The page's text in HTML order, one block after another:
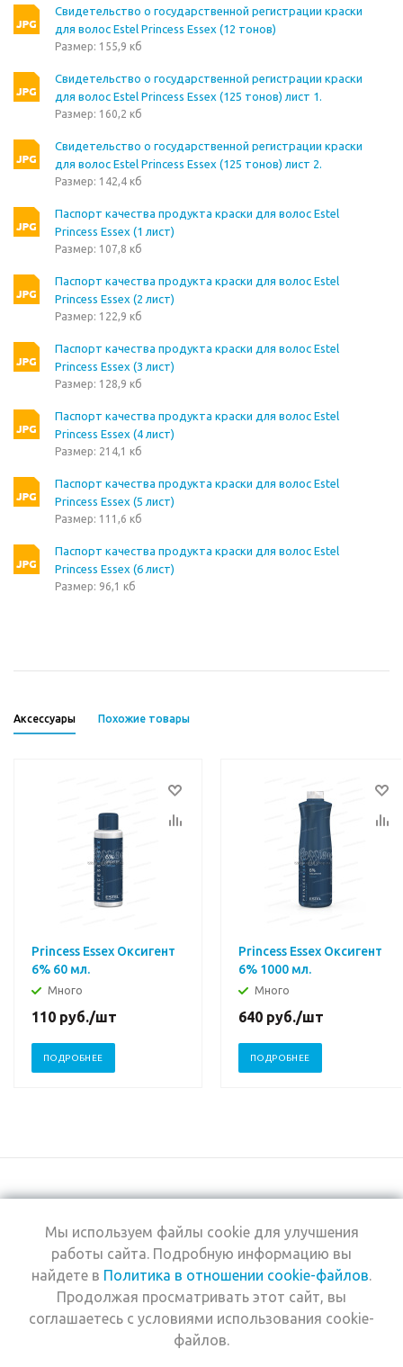
Свидетельство о государственной регистрации краски
для волос Estel Princess Essex (12 тонов)
Размер: 155,9 кб
Свидетельство о государственной регистрации краски
для волос Estel Princess Essex (125 тонов) лист 1.
Размер: 160,2 кб
Свидетельство о государственной регистрации краски
для волос Estel Princess Essex (125 тонов) лист 2.
Размер: 142,4 кб
Паспорт качества продукта краски для волос Estel
Princess Essex (1 лист)
Размер: 107,8 кб
Паспорт качества продукта краски для волос Estel
Princess Essex (2 лист)
Размер: 122,9 кб
Паспорт качества продукта краски для волос Estel
Princess Essex (3 лист)
Размер: 128,9 кб
Паспорт качества продукта краски для волос Estel
Princess Essex (4 лист)
Размер: 214,1 кб
Паспорт качества продукта краски для волос Estel
Princess Essex (5 лист)
Размер: 111,6 кб
Паспорт качества продукта краски для волос Estel
Princess Essex (6 лист)
Размер: 96,1 кб
Аксессуары Похожие товары
Princess Essex Оксигент
6% 60 мл.
Много
110 руб./шт
ПОДРОБНЕЕ
Princess Essex Оксигент
6% 1000 мл.
Много
640 руб./шт
ПОДРОБНЕЕ
+7 (495) 969-0950
2026 © Интернет-
магазин Estel
Компания
Информация
Помощь
Мы используем файлы cookie для улучшения
работы сайта. Подробную информацию вы
найдете в Политика в отношении cookie-файлов.
Продолжая просматривать этот сайт, вы
соглашаетесь с условиями использования cookie-
файлов.